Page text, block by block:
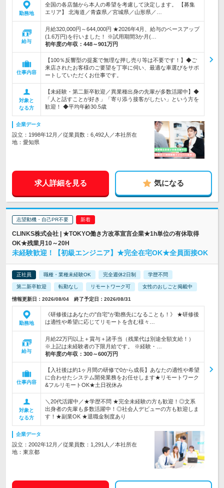
勤務地
全国の各店舗から本人の希望を考慮して決定します。 【募集
エリア】 北海道／青森県／宮城県／山形県／…
給与
月給320,000円～644,000円 ★2026年4月、給与のベースアップ
(1.6万円)を行いました！ ※試用期間3か月(…
初年度の年収： 448～901万円
仕事内容
【100％反響型の提案で無理な押し売り等は不要です！】◆ご
来店されたお客様のご要望を丁寧に伺い、最適な車選びをサポ
ートしていただくお仕事です。
対象と
なる方
【未経験・第二新卒歓迎／異業種出身の先輩が多数活躍中】◆
「人と話すことが好き」「寄り添う接客がしたい」という方を
歓迎！ ◆平均年齢30.5歳
企業データ
設立：1998年12月／従業員数：6,492人／本社所在
地：愛知県
求人詳細を見る 気になる
志望動機・自己PR不要
CLINKS株式会社 | ★TOKYO働き方改革宣言企業★1h単位の有休取得
OK★残業月10～20H
未経験歓迎！【初級エンジニア】★完全在宅OK★全員面接OK
正社員 職種・業種未経験OK 完全週休2日制 学歴不問
第二新卒歓迎 転勤なし リモートワーク可 女性のおしごと掲載中
情報更新日：2026/08/04 終了予定日：2026/08/31
勤務地
《研修後はあなたの"自宅"が勤務先になることも！》 ★研修後
は適性や希望に応じてリモートを含む様々…
給与
月給22万円以上＋賞与＋諸手当（残業代は別途全額支給！）
※上記は未経験者の下限月給です。 ※経験・…
初年度の年収： 300～600万円
仕事内容
【入社後は約1ヶ月間の研修で0から成長】あなたの適性や希望
に合わせたシステム開発業務をお任せします★リモートワーク
&フルリモートOK★土日祝休み
対象と
なる方
＼20代活躍中／★学歴不問 ★完全未経験の方も歓迎！◎文系
出身者の先輩も多数活躍中！◎社会人デビューの方も歓迎しま
す！★副業OK ★退職金制度あり
企業データ
設立：2002年12月／従業員数：1,291人／本社所在
地：東京都